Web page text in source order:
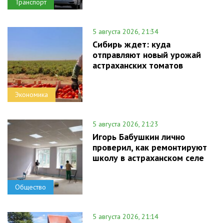
Транспорт
Экономика
5 августа 2026, 21:34
Сибирь ждет: куда
отправляют новый урожай
астраханских томатов
Общество
5 августа 2026, 21:23
Игорь Бабушкин лично
проверил, как ремонтируют
школу в астраханском селе
5 августа 2026, 21:14